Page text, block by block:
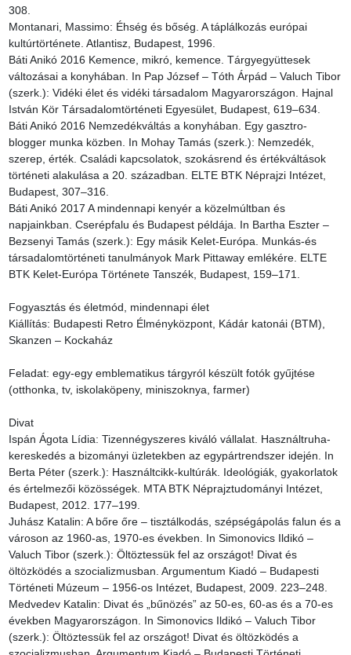
308.
Montanari, Massimo: Éhség és bőség. A táplálkozás európai
kultúrtörténete. Atlantisz, Budapest, 1996.
Báti Anikó 2016 Kemence, mikró, kemence. Tárgyegyüttesek
változásai a konyhában. In Pap József – Tóth Árpád – Valuch Tibor
(szerk.): Vidéki élet és vidéki társadalom Magyarországon. Hajnal
István Kör Társadalomtörténeti Egyesület, Budapest, 619–634.
Báti Anikó 2016 Nemzedékváltás a konyhában. Egy gasztro-
blogger munka közben. In Mohay Tamás (szerk.): Nemzedék,
szerep, érték. Családi kapcsolatok, szokásrend és értékváltások
történeti alakulása a 20. században. ELTE BTK Néprajzi Intézet,
Budapest, 307–316.
Báti Anikó 2017 A mindennapi kenyér a közelmúltban és
napjainkban. Cserépfalu és Budapest példája. In Bartha Eszter –
Bezsenyi Tamás (szerk.): Egy másik Kelet-Európa. Munkás-és
társadalomtörténeti tanulmányok Mark Pittaway emlékére. ELTE
BTK Kelet-Európa Története Tanszék, Budapest, 159–171.
Fogyasztás és életmód, mindennapi élet
Kiállítás: Budapesti Retro Élményközpont, Kádár katonái (BTM),
Skanzen – Kockaház
Feladat: egy-egy emblematikus tárgyról készült fotók gyűjtése
(otthonka, tv, iskolaköpeny, miniszoknya, farmer)
Divat
Ispán Ágota Lídia: Tizennégyszeres kiváló vállalat. Használtruha-
kereskedés a bizományi üzletekben az egypártrendszer idején. In
Berta Péter (szerk.): Használtcikk-kultúrák. Ideológiák, gyakorlatok
és értelmezői közösségek. MTA BTK Néprajztudományi Intézet,
Budapest, 2012. 177–199.
Juhász Katalin: A bőre őre – tisztálkodás, szépségápolás falun és a
városon az 1960-as, 1970-es években. In Simonovics Ildikó –
Valuch Tibor (szerk.): Öltöztessük fel az országot! Divat és
öltözködés a szocializmusban. Argumentum Kiadó – Budapesti
Történeti Múzeum – 1956-os Intézet, Budapest, 2009. 223–248.
Medvedev Katalin: Divat és „bűnözés” az 50-es, 60-as és a 70-es
években Magyarországon. In Simonovics Ildikó – Valuch Tibor
(szerk.): Öltöztessük fel az országot! Divat és öltözködés a